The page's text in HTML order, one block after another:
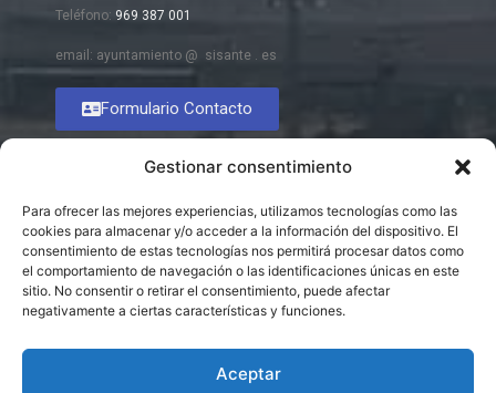
Gestionar consentimiento
Para ofrecer las mejores experiencias, utilizamos tecnologías como las
cookies para almacenar y/o acceder a la información del dispositivo. El
consentimiento de estas tecnologías nos permitirá procesar datos como
el comportamiento de navegación o las identificaciones únicas en este
sitio. No consentir o retirar el consentimiento, puede afectar
negativamente a ciertas características y funciones.
Aceptar
Teléfono: 969 387 001
email: ayuntamiento @ sisante . es
Formulario Contacto